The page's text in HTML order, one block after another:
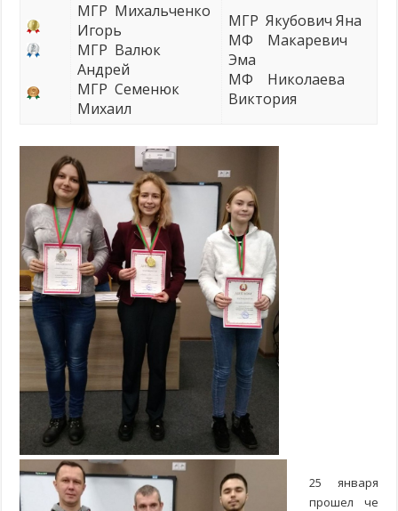
МГР Михальченко
Игорь
МГР Валюк
Андрей
МГР Семенюк
Михаил
МГР Якубович Яна
МФ Макаревич
Эма
МФ Николаева
Виктория
25 января
прошел че